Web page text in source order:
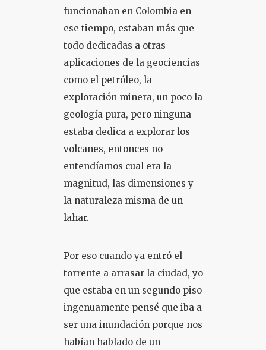
funcionaban en Colombia en
ese tiempo, estaban más que
todo dedicadas a otras
aplicaciones de la geociencias
como el petróleo, la
exploración minera, un poco la
geología pura, pero ninguna
estaba dedica a explorar los
volcanes, entonces no
entendíamos cual era la
magnitud, las dimensiones y
la naturaleza misma de un
lahar.
Por eso cuando ya entró el
torrente a arrasar la ciudad, yo
que estaba en un segundo piso
ingenuamente pensé que iba a
ser una inundación porque nos
habían hablado de un